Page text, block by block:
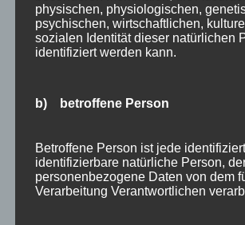
Bergbahnen
Bewertung
Ferienwohnungen
Gäste
Gesundheit
Haus Partale
physischen, physiologischen,
psychischen, wirtschaftlichen,
sozialen Identität dieser natürlichen
identifiziert werden kann.
b) betroffene Person
Betroffene Person ist jede
identifizierbare natürliche Person,
personenbezogene Daten von dem
Verarbeitung Verantwortlichen